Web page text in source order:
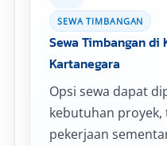
SEWA TIMBANGAN
Sewa Timbangan di
Kartanegara
Opsi sewa dapat
kebutuhan
pekerjaan